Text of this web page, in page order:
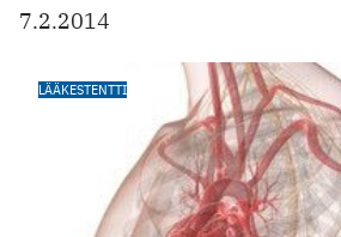
7.2.2014
LÄÄKESTENTTI